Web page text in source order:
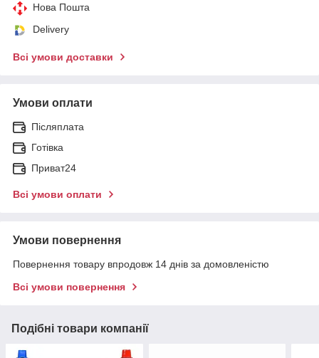
Нова Пошта
Delivery
Всі умови доставки
Умови оплати
Післяплата
Готівка
Приват24
Всі умови оплати
Умови повернення
Повернення товару впродовж 14 днів за домовленістю
Всі умови повернення
Подібні товари компанії